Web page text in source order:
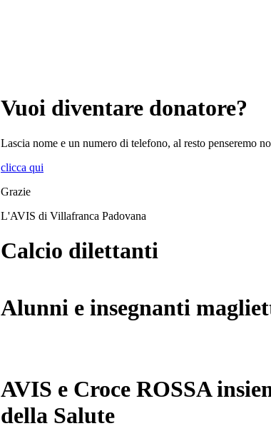
Vuoi diventare donatore?
Lascia nome e un numero di telefono, al resto penseremo
clicca qui
Grazie
L'AVIS di Villafranca Padovana
Calcio dilettanti
Alunni e insegnanti
AVIS e Croce ROSSA
della Salute